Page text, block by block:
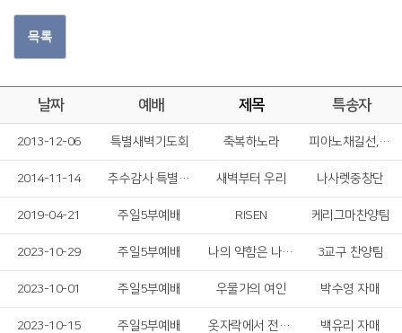
목록
날짜 예배 제목 특송자
2013-12-06 특별새벽기도회 축복하노라 피아노채길선,첼로정민영
2014-11-14 추수감사 특별새벽기도회 새벽부터 우리 나사렛중창단
2019-04-21 주일5부예배 RISEN 케리그마찬양팀
2023-10-29 주일5부예배 나의 약함은 나의 자랑이요 3교구 찬양팀
2023-10-01 주일5부예배 우물가의 여인 박수영 자매
2023-10-15 주일5부예배 옷자락에서 전해지는 사랑 백유리 자매